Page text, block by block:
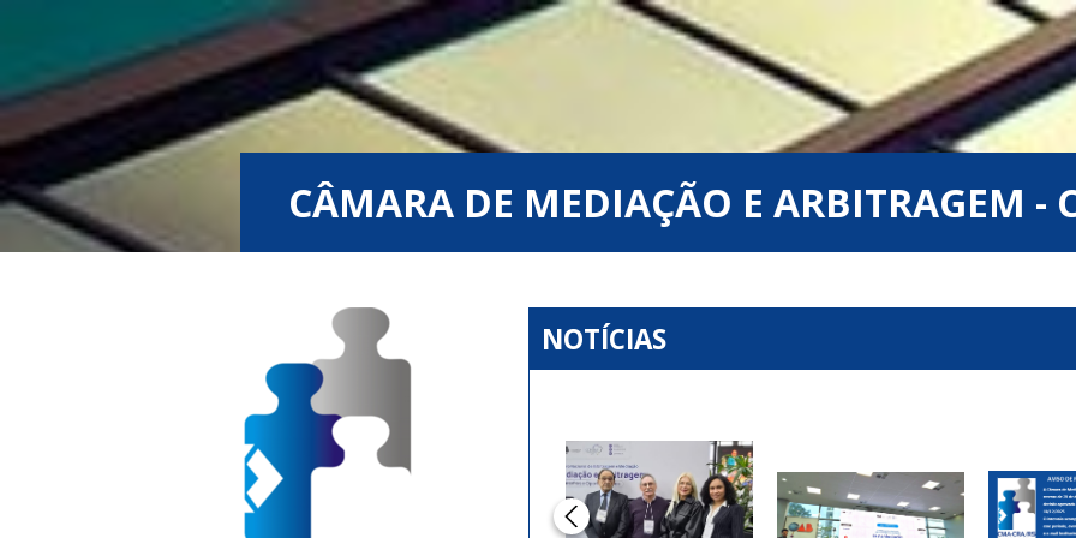
CÂMARA DE MEDIAÇÃO E ARBITRAGEM -
NOTÍCIAS